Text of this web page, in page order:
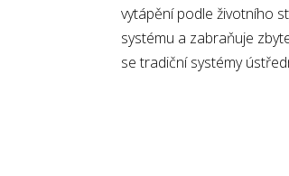
vytápění podle životního
systému a zabraňuje
se tradiční systémy